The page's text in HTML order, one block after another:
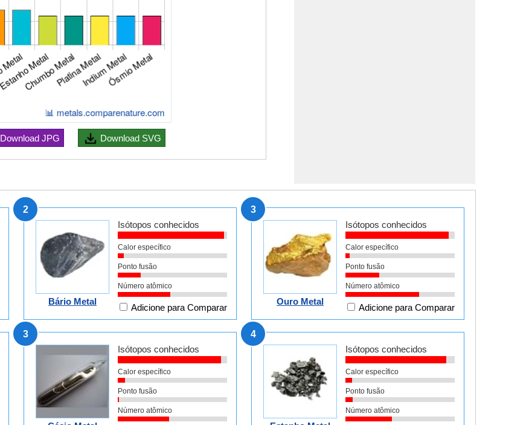
DownloadJPG Download SVG
2
Bário Metal
Isótopos conhecidos
Calor específico
Ponto fusão
Número atômico
Adicione para Comparar
3
Ouro Metal
Isótopos conhecidos
Calor específico
Ponto fusão
Número atômico
Adicione para Comparar
3
Isótopos conhecidos
Calor específico
Ponto fusão
Número atômico
4
Isótopos conhecidos
Calor específico
Ponto fusão
Número atômico